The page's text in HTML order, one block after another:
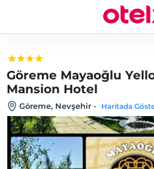
Göreme Mayaoğlu
Mansion Hotel
Göreme, Nevşehir - Haritada